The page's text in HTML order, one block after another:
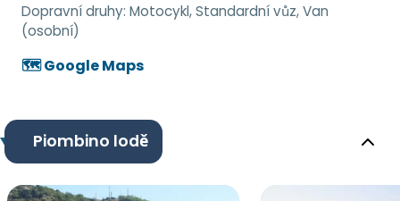
Dopravní druhy: Motocykl, Standardní vůz, Van
(osobní)
🗺️ Google Maps
Piombino lodě